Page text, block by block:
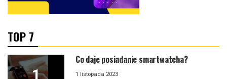
TOP 7
Co daje posiadanie smartwatcha?
1 listopada 2023